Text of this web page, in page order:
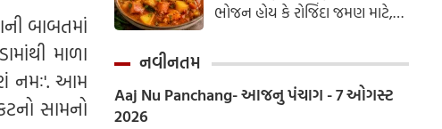
બાબતમાં
માળા
નમઃ'. આમ
સામનો
આપણી પરંપરાઓમાં, સ્ત્રીઓને
ભોજન હોય કે રોજિંદા જમણ માટે,
પસંદ પડે છે.
નવીનતમ
Aaj Nu Panchang- આજનુ પંચાગ - 7 ઓગસ્ટ
2026